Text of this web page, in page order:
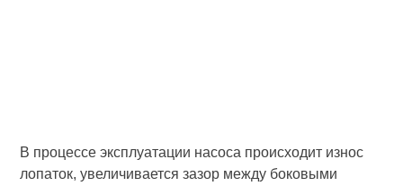
В процессе эксплуатации насоса происходит износ
лопаток, увеличивается зазор между боковыми